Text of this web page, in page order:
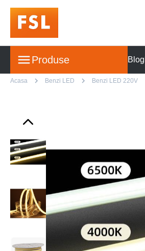
Produse Blog
Acasa Benzi LED Benzi LED 220V